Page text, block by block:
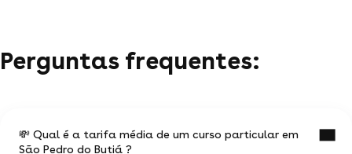
Perguntas frequentes:
💸 Qual é a tarifa média de um curso particular em
São Pedro do Butiá ?